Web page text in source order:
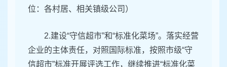
位：各村居、相关镇级公司）
2.建设“守信超市”和“标准化菜场”。落实经营
企业的主体责任，对照国际标准，按照市级“守
信超市”标准开展评选工作，继续推进“标准化菜